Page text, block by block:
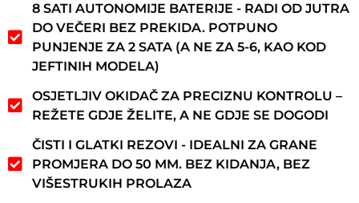
8 SATI AUTONOMIJE BATERIJE - RADI OD JUTRA
DO VEČERI BEZ PREKIDA. POTPUNO
PUNJENJE ZA 2 SATA (A NE ZA 5-6, KAO KOD
JEFTINIH MODELA)
OSJETLJIV OKIDAČ ZA PRECIZNU KONTROLU –
REŽETE GDJE ŽELITE, A NE GDJE SE DOGODI
ČISTI I GLATKI REZOVI - IDEALNI ZA GRANE
PROMJERA DO 50 MM. BEZ KIDANJA, BEZ
VIŠESTRUKIH PROLAZA